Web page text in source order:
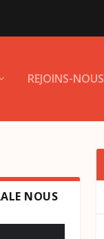
REJOINS-NOUS
NOUS